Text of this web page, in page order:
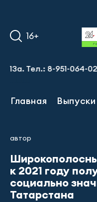
16+
Тел.: 8-951-064-02-12
Главная
автор
к 2021 году
социально
Татарстана